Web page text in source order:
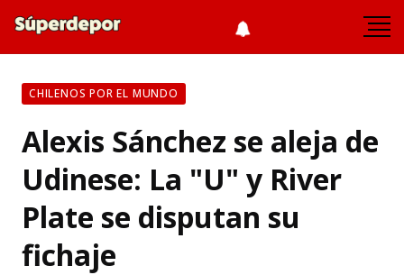
CHILENOS POR EL MUNDO
Alexis Sánchez se aleja de
Udinese: La "U" y River
Plate se disputan su
fichaje